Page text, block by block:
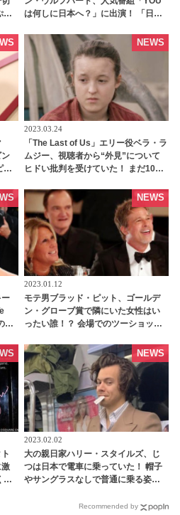
り
は何しに日本へ？」に出演！ 「日本
にバナナマンも驚がく「マイクじゃ
ん！！」 - tvgroove
ン
-
2023.03.24
「The Last of Us」エリー役ベラ・ラ
ムジー、視聴者から“外見”について
ヒドい批判を受けていた！ まだ10代
メントとは・・？ - tvgroove
NEWS
タ
2023.01.12
モテ男ブラッド・ピット、ゴールデ
ン・グローブ賞で隣にいた女性はい
ったい誰！？ 会場でのツーショット
NEWS
激
れ
2023.02.02
大の親日家ハリー・スタイルズ、じ
つは日本で電車に乗っていた！ 帽子
やサングラスなしで普通に乗る姿に
が公開され話題に - tvgroove
NEWS
Recommended by